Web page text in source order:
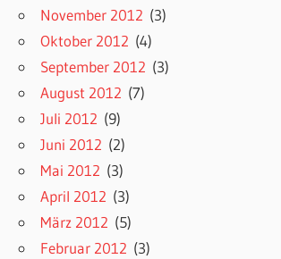
November 2012 (3)
Oktober 2012 (4)
September 2012 (3)
August 2012 (7)
Juli 2012 (9)
Juni 2012 (2)
Mai 2012 (3)
April 2012 (3)
März 2012 (5)
Februar 2012 (3)